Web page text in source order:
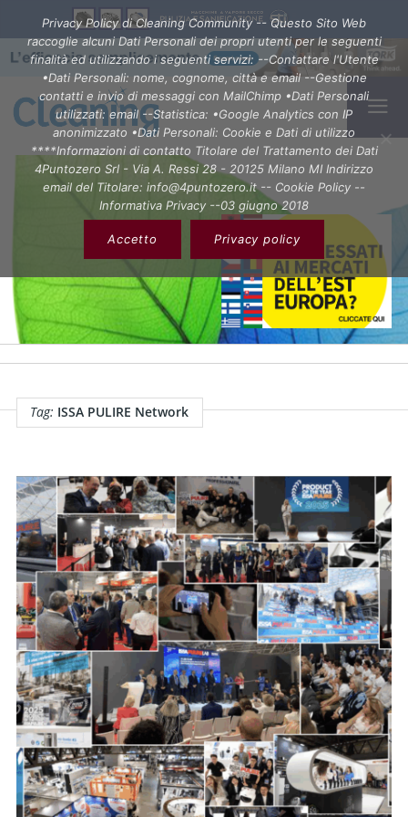
Tag: ISSA PULIRE Network
Privacy Policy di Cleaning Community -- Questo Sito Web
raccoglie alcuni Dati Personali dei propri utenti per le seguenti
finalità ed utilizzando i seguenti servizi: --Contattare l'Utente
•Dati Personali: nome, cognome, città e email --Gestione
contatti e invio di messaggi con MailChimp •Dati Personali
utilizzati: email --Statistica: •Google Analytics con IP
anonimizzato •Dati Personali: Cookie e Dati di utilizzo
****Informazioni di contatto Titolare del Trattamento dei Dati
4Puntozero Srl - Via A. Ressi 28 - 20125 Milano MI Indirizzo
email del Titolare: info@4puntozero.it -- Cookie Policy --
Informativa Privacy --03 giugno 2018
Accetto Privacy policy